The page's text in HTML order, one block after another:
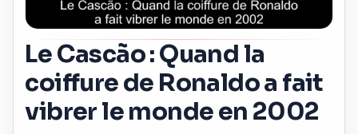
Le Cascão : Quand la
coiffure de Ronaldo a fait
vibrer le monde en 2002